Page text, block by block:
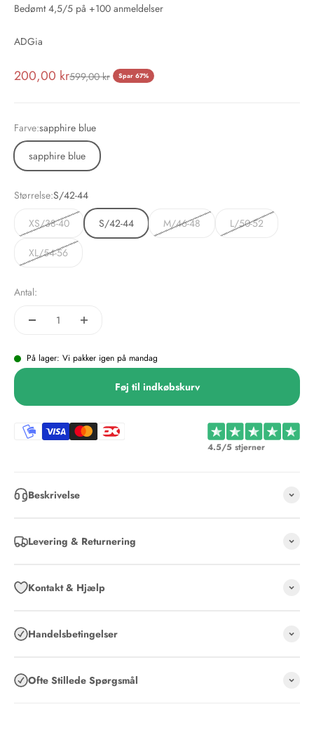
Bedømt 4,5/5 på +100 anmeldelser
ADGia
Salgspris
200,00 krNormalpris
599,00 kr Spar 67%
Farve:sapphire blue
sapphire blue
Størrelse:S/42-44
XS/38-40
S/42-44 M/46-48 L/50-52
XL/54-56
Antal:
På lager: Vi pakker igen på mandag
Føj til indkøbskurv
4.5/5 stjerner
Beskrivelse
Levering & Returnering
Kontakt & Hjælp
Handelsbetingelser
Ofte Stillede Spørgsmål